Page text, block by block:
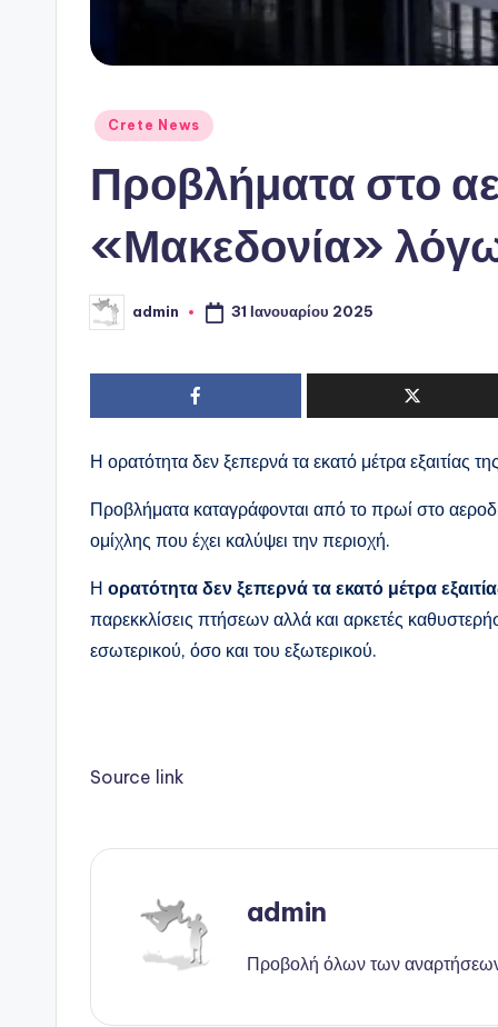
Αναρτήθηκε
Crete News
Προβλήματα στο
«Μακεδονία»
Συγγραφέας:
admin 31 Ιανουαρίου 2025
Η ορατότητα δεν ξεπερνά τα εκατό μέτρα εξαιτίας
Προβλήματα καταγράφονται από το πρωί στο
ομίχλης που έχει καλύψει την περιοχή.
Η ορατότητα δεν ξεπερνά τα εκατό μέτρα
παρεκκλίσεις πτήσεων αλλά και αρκετές
εσωτερικού, όσο και του εξωτερικού.
Source link
admin
Προβολή όλων των